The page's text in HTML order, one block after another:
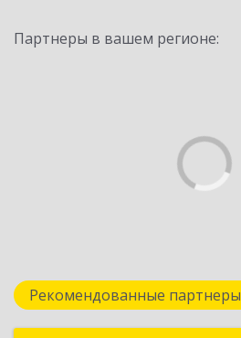
Партнеры в вашем регионе:
Рекомендованные партнеры